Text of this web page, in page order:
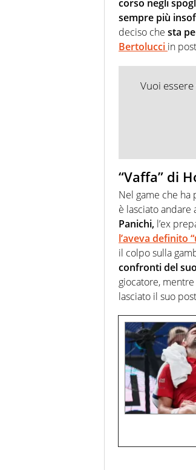
corso negli
sempre più
deciso che sta
Bertolucci in
Vuoi
“Vaffa” di
Nel game che ha
è lasciato andare
Panichi, l’ex
l’aveva definito
il colpo sulla
confronti del
giocatore, mentre
lasciato il suo